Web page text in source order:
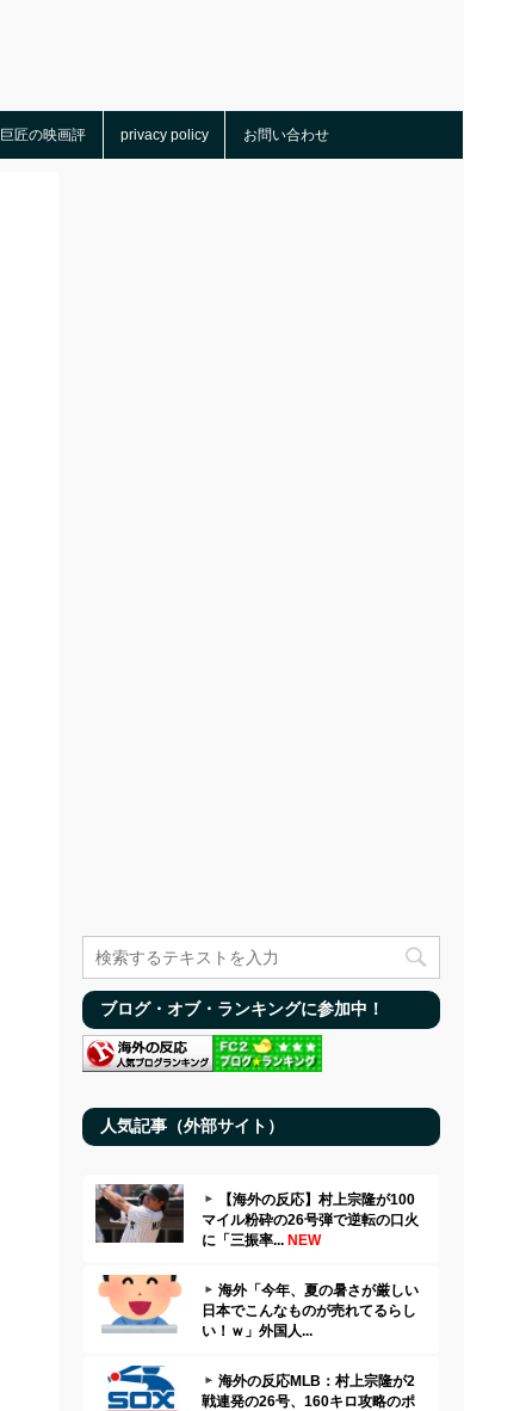
巨匠の映画評 privacy policy お問い合わせ
ブログ・オブ・ランキングに参加中！
人気記事（外部サイト）
【海外の反応】村上宗隆が100
マイル粉砕の26号弾で逆転の口火
に「三振率... NEW
海外「今年、夏の暑さが厳しい
日本でこんなものが売れてるらし
い！ｗ」外国人...
海外の反応MLB：村上宗隆が2
戦連発の26号、160キロ攻略のポ